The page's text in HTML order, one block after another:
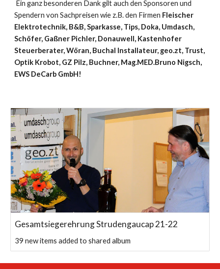
Ein ganz besonderen Dank gilt auch den Sponsoren und
Spendern von Sachpreisen wie z.B. den Firmen Fleischer
Elektrotechnik, B&B, Sparkasse, Tips, Doka, Umdasch,
Schöfer, Gaßner Pichler, Donauwell, Kastenhofer
Steuerberater, Wöran, Buchal Installateur, geo.zt, Trust,
Optik Krobot, GZ Pilz, Buchner, Mag.MED.Bruno Nigsch,
EWS DeCarb GmbH!
Gesamtsiegerehrung Strudengaucap 21-22
39 new items added to shared album